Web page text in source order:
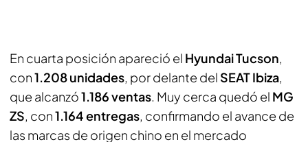
En cuarta posición apareció el Hyundai Tucson,
con1.208 unidades, por delante del SEAT Ibiza,
que alcanzó1.186 ventas. Muy cerca quedó el MG
ZS, con1.164 entregas, confirmando el avance de
las marcas de origen chino en el mercado